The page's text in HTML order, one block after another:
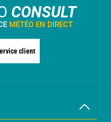
CONSULT
MÉTÉO EN DIRECT
client